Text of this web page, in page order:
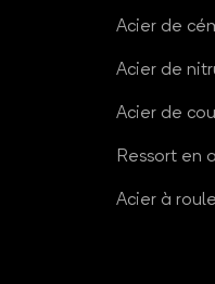
Acier de
Acier de
Acier de
Ressort en
Acier à